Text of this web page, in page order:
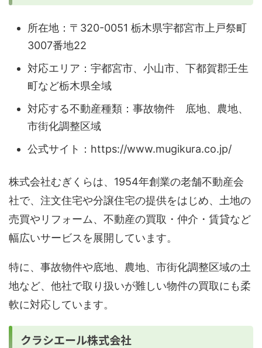
所在地：〒320-0051 栃木県宇都宮市上戸祭町
3007番地22
対応エリア：宇都宮市、小山市、下都賀郡壬生
町など栃木県全域
対応する不動産種類：事故物件 底地、農地、
市街化調整区域
公式サイト：https://www.mugikura.co.jp/
株式会社むぎくらは、1954年創業の老舗不動産会
社で、注文住宅や分譲住宅の提供をはじめ、土地の
売買やリフォーム、不動産の買取・仲介・賃貸など
幅広いサービスを展開しています。
特に、事故物件や底地、農地、市街化調整区域の土
地など、他社で取り扱いが難しい物件の買取にも柔
軟に対応しています。
クラシエール株式会社